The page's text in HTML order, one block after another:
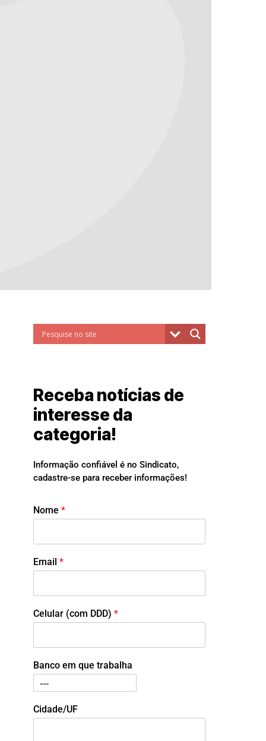
Receba notícias de
interesse da
categoria!
Informação confiável é no Sindicato,
cadastre-se para receber informações!
Nome *
Email *
Celular (com DDD) *
Banco em que trabalha
Cidade/UF